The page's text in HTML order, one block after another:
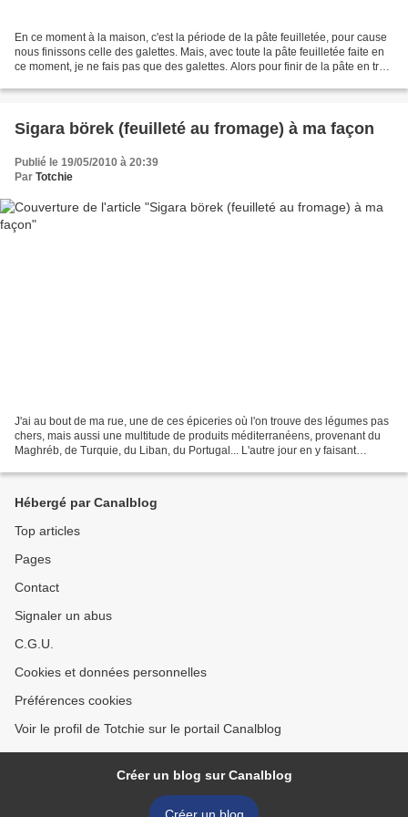
En ce moment à la maison, c'est la période de la pâte feuilletée, pour cause
nous finissons celle des galettes. Mais, avec toute la pâte feuilletée faite en
ce moment, je ne fais pas que des galettes. Alors pour finir de la pâte en trop
Sigara börek (feuilleté au fromage) à ma façon
Publié le 19/05/2010 à 20:39
Par Totchie
J'ai au bout de ma rue, une de ces épiceries où l'on trouve des légumes pas
chers, mais aussi une multitude de produits méditerranéens, provenant du
Maghréb, de Turquie, du Liban, du Portugal... L'autre jour en y faisant
Hébergé par Canalblog
Top articles
Pages
Contact
Signaler un abus
C.G.U.
Cookies et données personnelles
Préférences cookies
Voir le profil de Totchie sur le portail Canalblog
Créer un blog sur Canalblog